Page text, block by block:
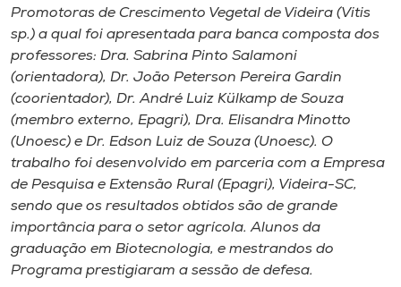
Promotoras de Crescimento Vegetal de Videira (Vitis
sp.) a qual foi apresentada para banca composta dos
professores: Dra. Sabrina Pinto Salamoni
(orientadora), Dr. João Peterson Pereira Gardin
(coorientador), Dr. André Luiz Külkamp de Souza
(membro externo, Epagri), Dra. Elisandra Minotto
(Unoesc) e Dr. Edson Luiz de Souza (Unoesc). O
trabalho foi desenvolvido em parceria com a Empresa
de Pesquisa e Extensão Rural (Epagri), Videira-SC,
sendo que os resultados obtidos são de grande
importância para o setor agrícola. Alunos da
graduação em Biotecnologia, e mestrandos do
Programa prestigiaram a sessão de defesa.